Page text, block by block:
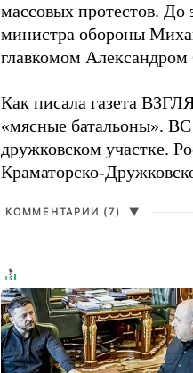
массовых протестов.
министра обороны
главкомом
Как писала газета
«мясные батальоны».
дружковском участке.
Краматорско-
КОММЕНТАРИИ (7) ▼